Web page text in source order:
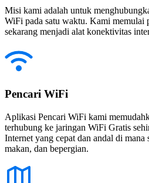
Misi kami adalah untuk
WiFi pada satu waktu. Kami memulai
sekarang menjadi alat konektivitas
Pencari WiFi
Aplikasi Pencari WiFi kami
terhubung ke jaringan WiFi Gratis
Internet yang cepat dan andal di mana
makan, dan bepergian.